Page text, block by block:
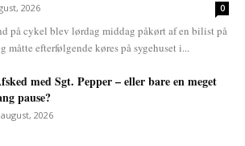
2026 0
på cykel blev lørdag middag påkørt af en bilist på
måtte efterfølgende køres på sygehuset i...
med Sgt. Pepper – eller bare en meget
pause?
2026